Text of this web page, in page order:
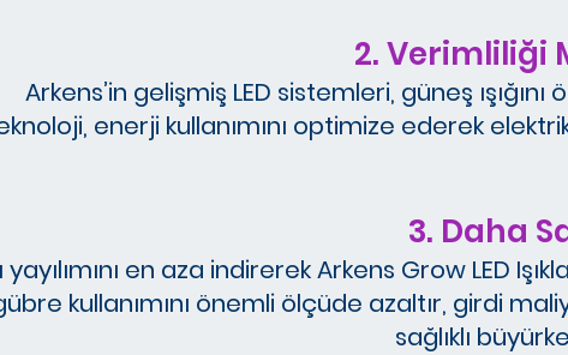
2. Verimliliği
Arkens’in gelişmiş LED sistemleri, güneş
enerji kullanımını optimize ederek
3. Daha
yayılımını en aza indirerek Arkens Grow LED
kullanımını önemli ölçüde azaltır, girdi
sağlıklı